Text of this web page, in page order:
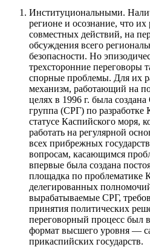
Институциональными.
регионе и осознание, что
совместных действий, на
обсуждения всего
безопасности. Но
трехсторонние переговоры
спорные проблемы. Для их
механизм, работающий на
целях в 1996 г. была
группа (СРГ) по
статусе Каспийского моря,
работать на регулярной
всех прибрежных
вопросам, касающимся
впервые была создана
площадка по проблематике
делегированных
вырабатываемые СРГ,
принятия политических
переговорный процесс был
формат высшего уровня —
прикаспийских государств.